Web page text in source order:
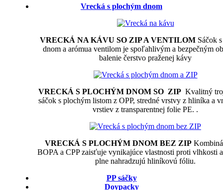
Vrecká s plochým dnom
VRECKÁ NA KÁVU SO ZIP A VENTILOM Sáčok
dnom a arómua ventilom je spoľahlivým a bezpečným
balenie čerstvo praženej kávy
VRECKÁ S PLOCHÝM DNOM SO ZIP Kvalitný
sáčok s plochým listom z OPP, stredné vrstvy z hliníka a
vrstiev z transparentnej folie PE. .
VRECKÁ S PLOCHÝM DNOM BEZ ZIP
BOPA a CPP zaisťuje vynikajúce vlastnosti proti vlhkosti
plne nahradzujú hliníkovú fóliu.
PP sáčky
Doypacky